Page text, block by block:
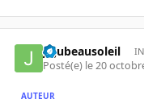
jujubeausoleil
Posté(e) le 20
AUTEUR